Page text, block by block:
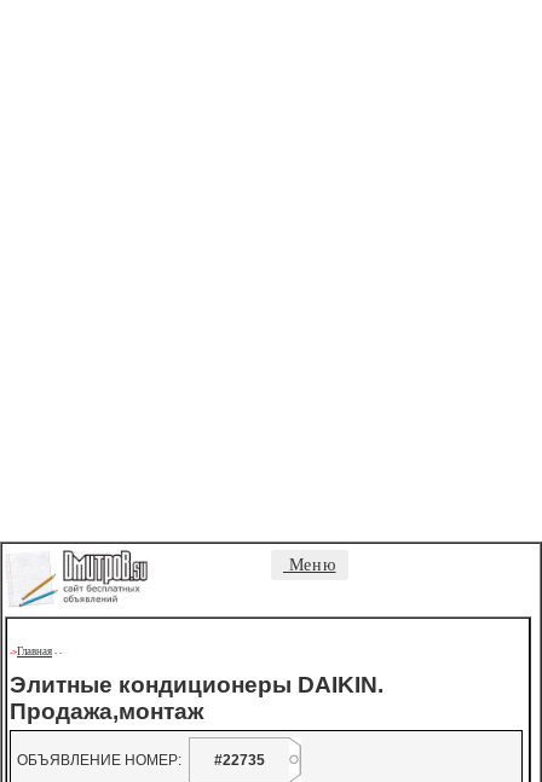
Меню
->Главная - -
Элитные кондиционеры DAIKIN.
Продажа,монтаж
ОБЪЯВЛЕНИЕ НОМЕР:
#22735